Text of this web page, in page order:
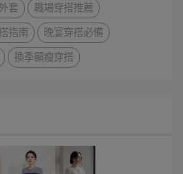
套
職場穿搭推薦
指南
晚宴穿搭必備
換季顯瘦穿搭